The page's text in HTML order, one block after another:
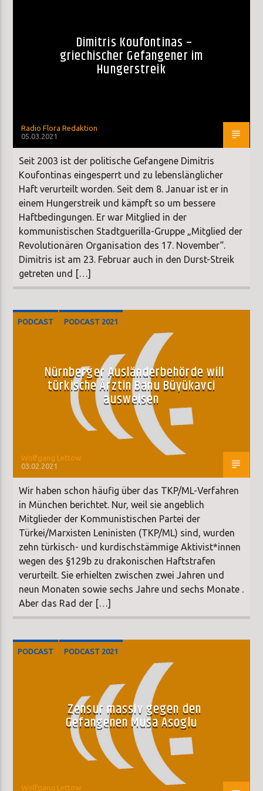
Dimitris Koufontinas –
griechischer Gefangener im
Hungerstreik
Radio Flora Redaktion
05.03.2021
Seit 2003 ist der politische Gefangene Dimitris
Koufontinas eingesperrt und zu lebenslänglicher
Haft verurteilt worden. Seit dem 8. Januar ist er in
einem Hungerstreik und kämpft so um bessere
Haftbedingungen. Er war Mitglied in der
kommunistischen Stadtguerilla-Gruppe „Mitglied der
Revolutionären Organisation des 17. November“.
Dimitris ist am 23. Februar auch in den Durst-Streik
getreten und […]
PODCAST PODCAST 2021
Nürnberger Ausländerbehörde will
türkische Ärztin Banu Büyükavci
ausweisen
Wolfgang Lettow
03.02.2021
Wir haben schon häufig über das TKP/ML-Verfahren
in München berichtet. Nur, weil sie angeblich
Mitglieder der Kommunistischen Partei der
Türkei/Marxisten Leninisten (TKP/ML) sind, wurden
zehn türkisch- und kurdischstämmige Aktivist*innen
wegen des §129b zu drakonischen Haftstrafen
verurteilt. Sie erhielten zwischen zwei Jahren und
neun Monaten sowie sechs Jahre und sechs Monate .
Aber das Rad der […]
PODCAST PODCAST 2021
Zensur massiv gegen den
Gefangenen Musa Asoglu
Wolfgang Lettow